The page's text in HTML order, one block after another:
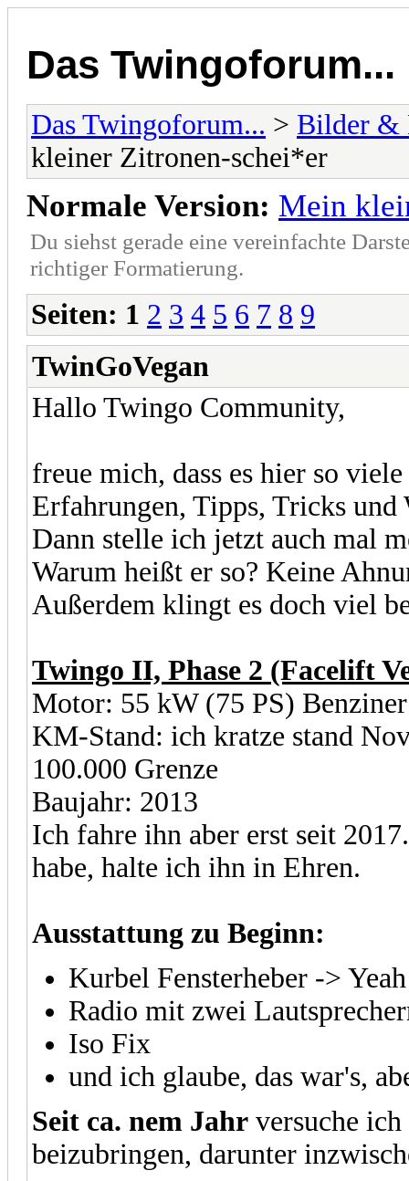
Das Twingoforum...
Das Twingoforum... > Bilder &
kleiner Zitronen-schei*er
Normale Version: Mein
Du siehst gerade eine vereinfachte
richtiger Formatierung.
Seiten: 1 2 3 4 5 6 7 8 9
TwinGoVegan
Hallo Twingo Community,
freue mich, dass es hier so
Erfahrungen, Tipps, Tricks und
Dann stelle ich jetzt auch mal
Warum heißt er so? Keine
Außerdem klingt es doch viel
Twingo II, Phase 2 (Facelift
Motor: 55 kW (75 PS)
KM-Stand: ich kratze stand
100.000 Grenze
Baujahr: 2013
Ich fahre ihn aber erst seit
habe, halte ich ihn in Ehren.
Ausstattung zu Beginn:
Kurbel Fensterheber ->
Radio mit zwei
Iso Fix
und ich glaube, das war's,
Seit ca. nem Jahr versuche
beizubringen, darunter